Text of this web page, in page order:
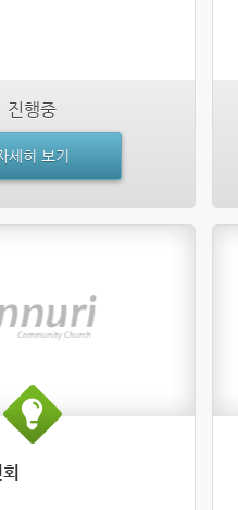
진행중
세히 보기